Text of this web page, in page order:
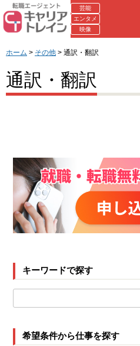
芸能
エンタメ
映像
ホーム > その他 > 通訳・翻訳
通訳・翻訳
キーワードで探す
希望条件から仕事を探す